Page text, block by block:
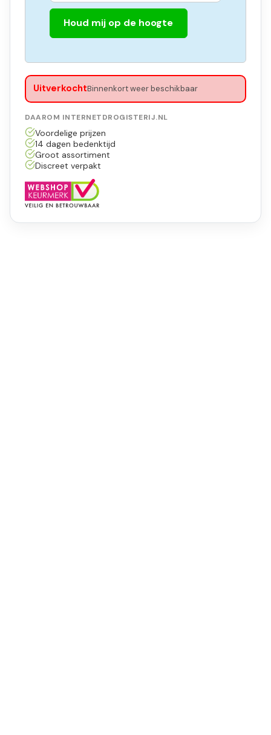
Houd mij op de hoogte
UitverkochtBinnenkort weer beschikbaar
DAAROM INTERNETDROGISTERIJ.NL
Voordelige prijzen
14 dagen bedenktijd
Groot assortiment
Discreet verpakt